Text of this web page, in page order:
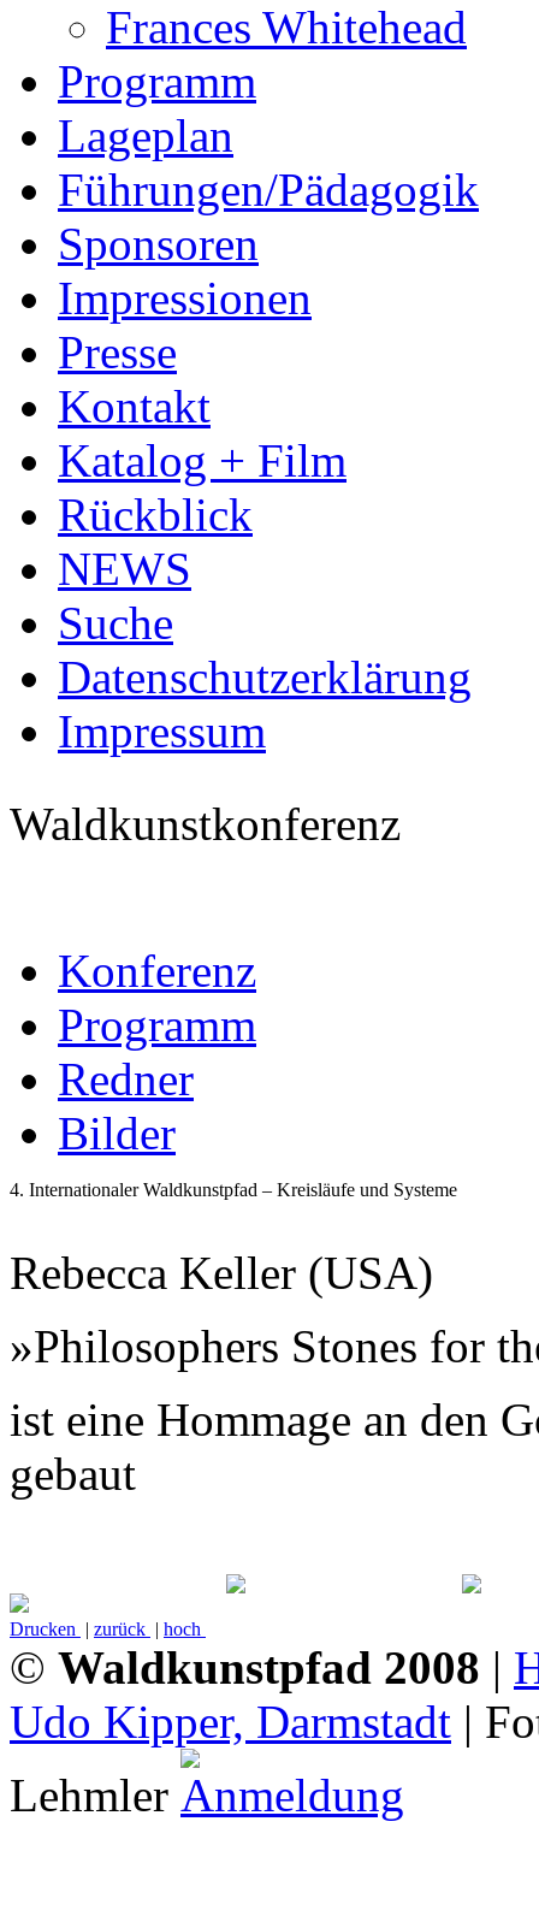
Frances Whitehead
Programm
Lageplan
Führungen/Pädagogik
Sponsoren
Impressionen
Presse
Kontakt
Katalog + Film
Rückblick
NEWS
Suche
Datenschutzerklärung
Impressum
Waldkunstkonferenz
Konferenz
Programm
Redner
Bilder
4. Internationaler Waldkunstpfad – Kreisläufe und Systeme
Rebecca Keller (USA)
»Philosophers Stones for
ist eine Hommage an den
gebaut
Drucken | zurück | hoch
© Waldkunstpfad 2008 |
Udo Kipper, Darmstadt |
Lehmler